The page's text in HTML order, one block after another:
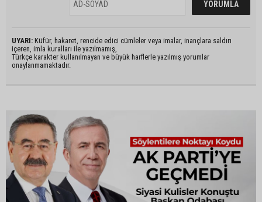
UYARI: Küfür, hakaret, rencide edici cümleler veya imalar, inançlara saldırı
içeren, imla kuralları ile yazılmamış,
Türkçe karakter kullanılmayan ve büyük harflerle yazılmış yorumlar
onaylanmamaktadır.